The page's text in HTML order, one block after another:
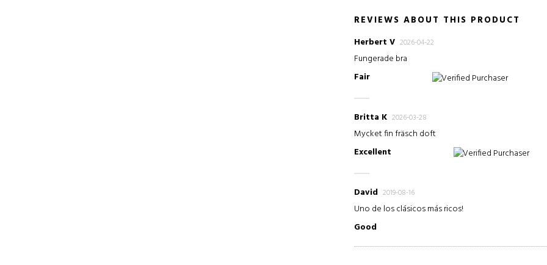
REVIEWS ABOUT THIS PRODUCT
Herbert V 2026-04-22
Fungerade bra
Fair
Verified Purchaser
Britta K 2026-03-28
Mycket fin fräsch doft
Excellent
Verified Purchaser
David 2019-08-16
Uno de los clásicos más ricos!
Good